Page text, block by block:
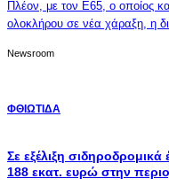
Πλέον, με τον Ε65, ο οποίος
ολοκλήρου σε νέα χάραξη, η
Newsroom
ΦΘΙΩΤΙΔΑ
Σε εξέλιξη
188 εκατ. ευρώ στην